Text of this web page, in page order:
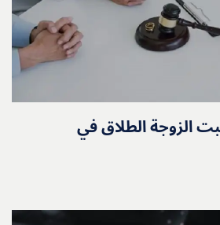
الزوجة الطلاق في